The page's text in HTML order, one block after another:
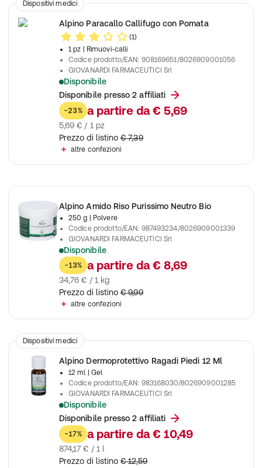
Dispositivi medici
Alpino Paracallo Callifugo con Pomata
(1)
1 pz
| Rimuovi-calli
Codice prodotto/EAN: 908169651/8026909001056
GIOVANARDI FARMACEUTICI Srl
Disponibile
Cerotti paracallo con pomata callifuga, protegge dal dolore
Disponibile presso 2 affiliati
-23% a partire da € 5,69
5,69 € / 1 pz
Prezzo di listino € 7,39
altre confezioni
Alpino Amido Riso Purissimo Neutro Bio
250 g
| Polvere
Codice prodotto/EAN: 987493234/8026909001339
GIOVANARDI FARMACEUTICI Srl
Disponibile
Per un bagno rinfrescante, lenitivo ed emolliente
-13% a partire da € 8,69
34,76 € / 1 kg
Prezzo di listino € 9,99
altre confezioni
Dispositivi medici
Alpino Dermoprotettivo Ragadi Piedi 12 Ml
12 ml
| Gel
Codice prodotto/EAN: 983168030/8026909001285
GIOVANARDI FARMACEUTICI Srl
Disponibile
Alpino Dermoprotettivo Ragadi
Disponibile presso 2 affiliati
-17% a partire da € 10,49
874,17 € / 1 l
Prezzo di listino € 12,59